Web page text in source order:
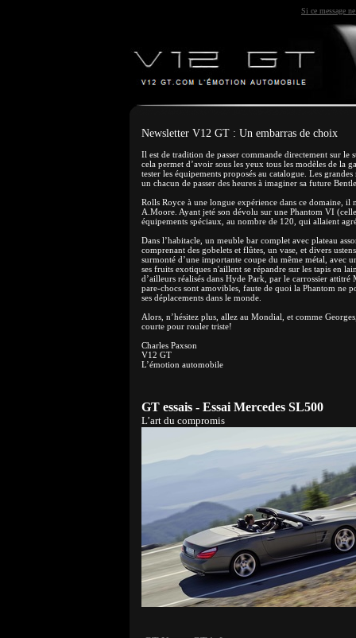
Si ce message
Newsletter V12 GT : Un embarras de choix
Il est de tradition de passer commande directement sur
cela permet d’avoir sous les yeux tous les modèles de la
tester les équipements proposés au catalogue. Les
un chacun de passer des heures à imaginer sa future
Rolls Royce à une longue expérience dans ce domaine,
A.Moore. Ayant jeté son dévolu sur une Phantom VI
équipements spéciaux, au nombre de 120, qui allaient
Dans l’habitacle, un meuble bar complet avec plateau
comprenant des gobelets et flûtes, un vase, et divers
surmonté d’une importante coupe du même métal,
ses fruits exotiques n'aillent se répandre sur les tapis en
d’ailleurs réalisés dans Hyde Park, par le carrossier
pare-chocs sont amovibles, faute de quoi la Phantom ne
ses déplacements dans le monde.
Alors, n’hésitez plus, allez au Mondial, et comme
courte pour rouler triste!
Charles Paxson
V12 GT
L’émotion automobile
GT essais - Essai Mercedes SL500
L’art du compromis